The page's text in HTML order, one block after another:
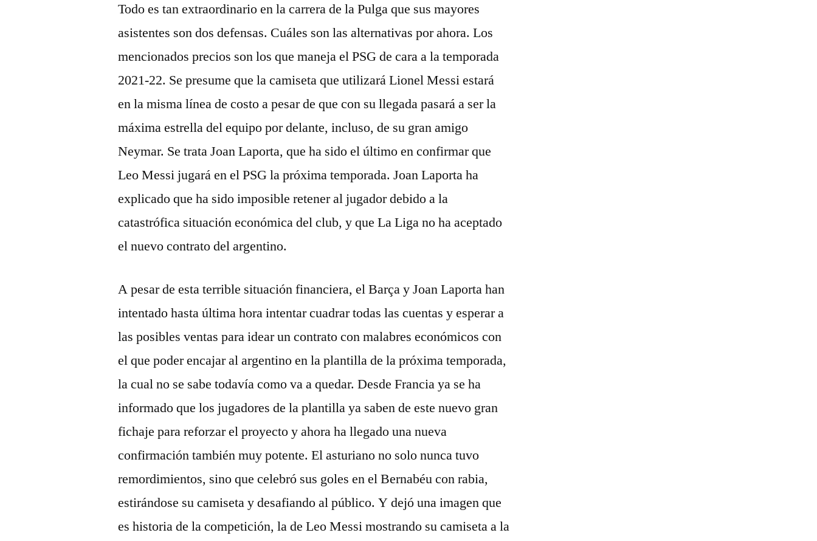
Todo es tan extraordinario en la carrera de la Pulga que sus mayores
asistentes son dos defensas. Cuáles son las alternativas por ahora. Los
mencionados precios son los que maneja el PSG de cara a la temporada
2021-22. Se presume que la camiseta que utilizará Lionel Messi estará
en la misma línea de costo a pesar de que con su llegada pasará a ser la
máxima estrella del equipo por delante, incluso, de su gran amigo
Neymar. Se trata Joan Laporta, que ha sido el último en confirmar que
Leo Messi jugará en el PSG la próxima temporada. Joan Laporta ha
explicado que ha sido imposible retener al jugador debido a la
catastrófica situación económica del club, y que La Liga no ha aceptado
el nuevo contrato del argentino.
A pesar de esta terrible situación financiera, el Barça y Joan Laporta han
intentado hasta última hora intentar cuadrar todas las cuentas y esperar a
las posibles ventas para idear un contrato con malabres económicos con
el que poder encajar al argentino en la plantilla de la próxima temporada,
la cual no se sabe todavía como va a quedar. Desde Francia ya se ha
informado que los jugadores de la plantilla ya saben de este nuevo gran
fichaje para reforzar el proyecto y ahora ha llegado una nueva
confirmación también muy potente. El asturiano no solo nunca tuvo
remordimientos, sino que celebró sus goles en el Bernabéu con rabia,
estirándose su camiseta y desafiando al público. Y dejó una imagen que
es historia de la competición, la de Leo Messi mostrando su camiseta a la